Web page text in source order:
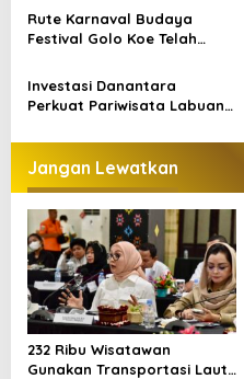
s
Pondok Dibakar
Rute Karnaval Budaya
Festival Golo Koe Telah
Investasi Danantara
Perkuat Pariwisata Labuan
Premium
Jangan Lewatkan
232 Ribu Wisatawan
Gunakan Transportasi Laut